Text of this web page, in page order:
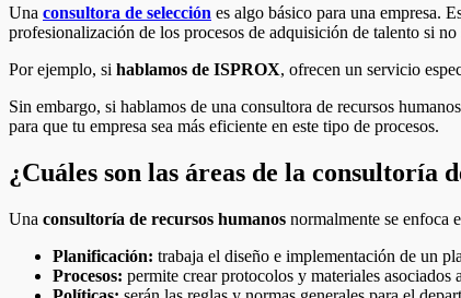
Una consultora de selección es algo básico para una empresa.
profesionalización de los procesos de adquisición de talento si
Por ejemplo, si hablamos de ISPROX, ofrecen un servicio
Sin embargo, si hablamos de una consultora de recursos
para que tu empresa sea más eficiente en este tipo de procesos.
¿Cuáles son las áreas de la consultoría
Una consultoría de recursos humanos normalmente se enfoca
Planificación: trabaja el diseño e implementación de un
Procesos: permite crear protocolos y materiales